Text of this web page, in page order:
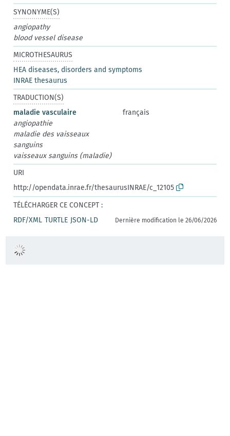
SYNONYME(S)
angiopathy
blood vessel disease
MICROTHESAURUS
HEA diseases, disorders and symptoms
INRAE thesaurus
TRADUCTION(S)
maladie vasculaire
français
angiopathie
maladie des vaisseaux
sanguins
vaisseaux sanguins (maladie)
URI
http://opendata.inrae.fr/thesaurusINRAE/c_12105
TÉLÉCHARGER CE CONCEPT :
RDF/XML TURTLE JSON-LD Dernière modification le 26/06/2026